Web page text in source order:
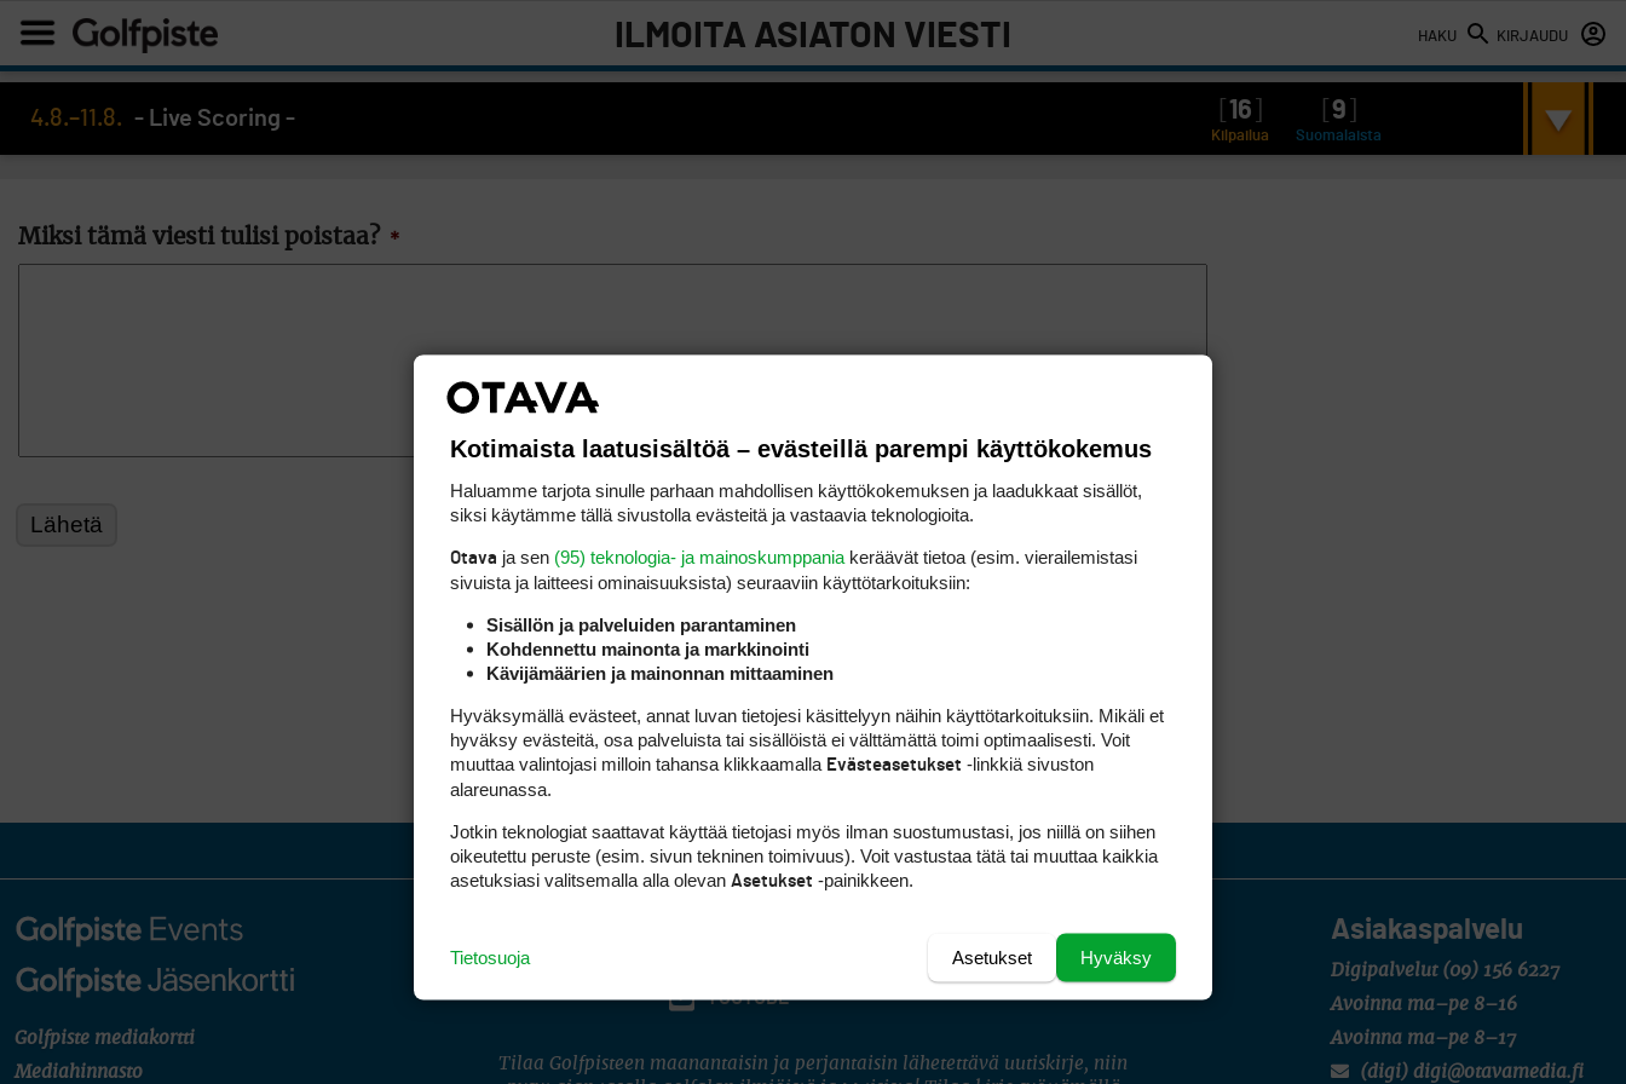
HAKU KIRJAUDU
ILMOITA ASIATON VIESTI
4.8.–11.8. - Live Scoring - 16 9
Kilpailua Suomalaista
Miksi tämä viesti tulisi poistaa? *
Golfpiste mediakortti
Mediahinnasto
Asiakaspalvelu
Digipalvelut (09) 156 6227
Avoinna ma–pe 8–16
Avoinna ma–pe 8–17
(digi) digi@otavamedia.fi
INSTAGRAM
YOUTUBE
Tilaa Golfpisteen maanantaisin ja perjantaisin lähetettävä uutiskirje, niin
Kotimaista laatusisältöä – evästeillä parempi käyttökokemus
Haluamme tarjota sinulle parhaan mahdollisen käyttökokemuksen ja laadukkaat sisällöt,
siksi käytämme tällä sivustolla evästeitä ja vastaavia teknologioita.
Otava ja sen (95) teknologia- ja mainoskumppania keräävät tietoa (esim. vierailemis­tasi
sivuista ja laitteesi ominaisuuk­sista) seuraaviin käyttötarkoituksiin:
Sisällön ja palveluiden parantaminen
Kohdennettu mainonta ja markkinointi
Kävijämäärien ja mainonnan mittaaminen
Hyväksymällä evästeet, annat luvan tietojesi käsittelyyn näihin käyttötarkoituksiin. Mikäli et
hyväksy evästeitä, osa palveluista tai sisällöistä ei välttämättä toimi optimaalisesti. Voit
muuttaa valintojasi milloin tahansa klikkaamalla Evästeasetukset -linkkiä sivuston
alareunassa.
Jotkin teknologiat saattavat käyttää tietojasi myös ilman suostumustasi, jos niillä on siihen
oikeutettu peruste (esim. sivun tekninen toimivuus). Voit vastustaa tätä tai muuttaa kaikkia
asetuksiasi valitsemalla alla olevan Asetukset -painikkeen.
Hyväksy
Asetukset
Tietosuoja